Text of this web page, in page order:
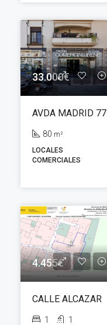
33.000€
AVDA MADRID 77
80 m²
LOCALES
COMERCIALES
4.455€
CALLE ALCAZAR
1
1